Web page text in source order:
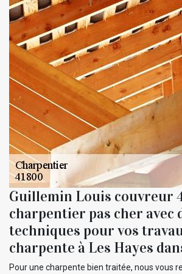
Guillemin Louis couvreur
charpentier pas cher avec
techniques pour vos
charpente à Les Hayes
Pour une charpente bien traitée, nous vous